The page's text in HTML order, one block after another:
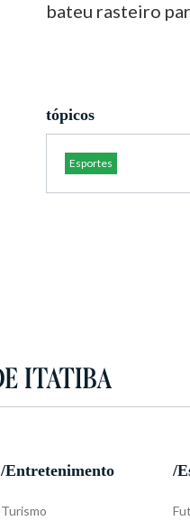
bateu rasteiro
tópicos
Esportes
/Entretenimento
Turismo
/